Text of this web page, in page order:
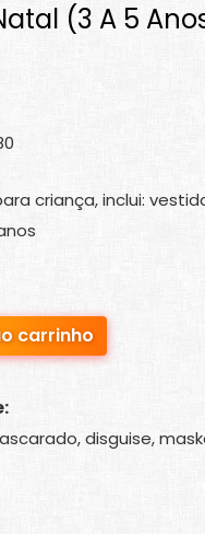
(3 A 5
criança, inclui:
carrinho
disguise,